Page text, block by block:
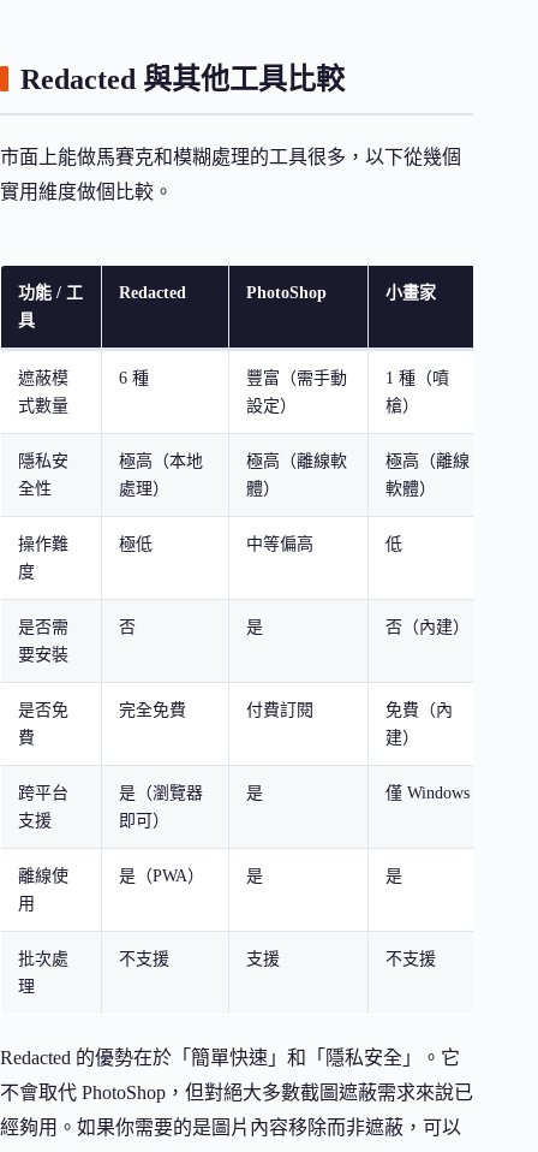
Redacted 與其他工具比較
市面上能做馬賽克和模糊處理的工具很多，以下從幾個
實用維度做個比較。
功能 / 工
具
Redacted PhotoShop 小畫家
遮蔽模
式數量
6 種
豐富（需手動
設定）
1 種（噴
槍）
隱私安
全性
極高（本地
處理）
極高（離線軟
體）
極高（離線
軟體）
操作難
度
極低 中等偏高 低
是否需
要安裝
否 是 否（內建）
是否免
費
完全免費 付費訂閱
免費（內
建）
跨平台
支援
是（瀏覽器
即可）
是 僅 Windows
離線使
用
是（PWA） 是 是
批次處
理
不支援 支援 不支援
Redacted 的優勢在於「簡單快速」和「隱私安全」。它
不會取代 PhotoShop，但對絕大多數截圖遮蔽需求來說已
經夠用。如果你需要的是圖片內容移除而非遮蔽，可以